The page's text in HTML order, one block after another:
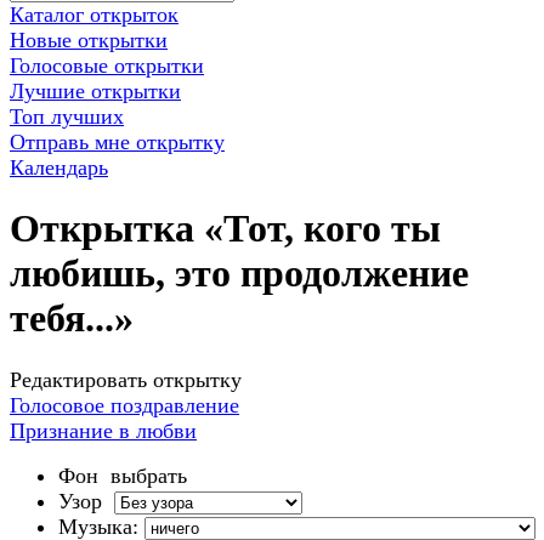
Каталог открыток
Новые открытки
Голосовые открытки
Лучшие открытки
Топ лучших
Отправь мне открытку
Календарь
Открытка «Тот, кого ты
любишь, это продолжение
тебя...»
Редактировать открытку
Голосовое поздравление
Признание в любви
Фон выбрать
Узор
Музыка: